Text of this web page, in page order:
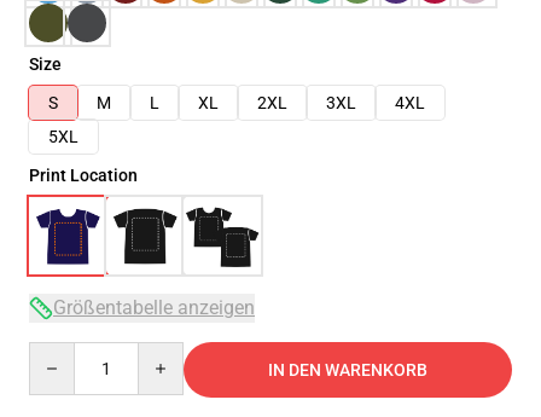
Size
S
M L XL 2XL 3XL
4XL
5XL
Print Location
Größentabelle anzeigen
IN DEN WARENKORB